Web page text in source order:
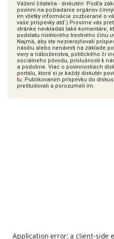
Vážení čitatelia - diskutéri. Podľa
povinní na požiadanie orgánov
im všetky informácie zozbierané o
vaše príspevky atď.) Prosíme vás
stránke nevkladali také komentáre,
podstatu niektorého trestného činu
Najmä, aby ste nezverejňovali
násiliu alebo nenávisti na základe
viery a náboženstva, politického či
sociálneho pôvodu, príslušnosti k
a podobne. Viac o povinnostiach
portálu, ktoré si je každý diskutér
tu. Publikovaním príspevku do
preštudovali a porozumeli im.